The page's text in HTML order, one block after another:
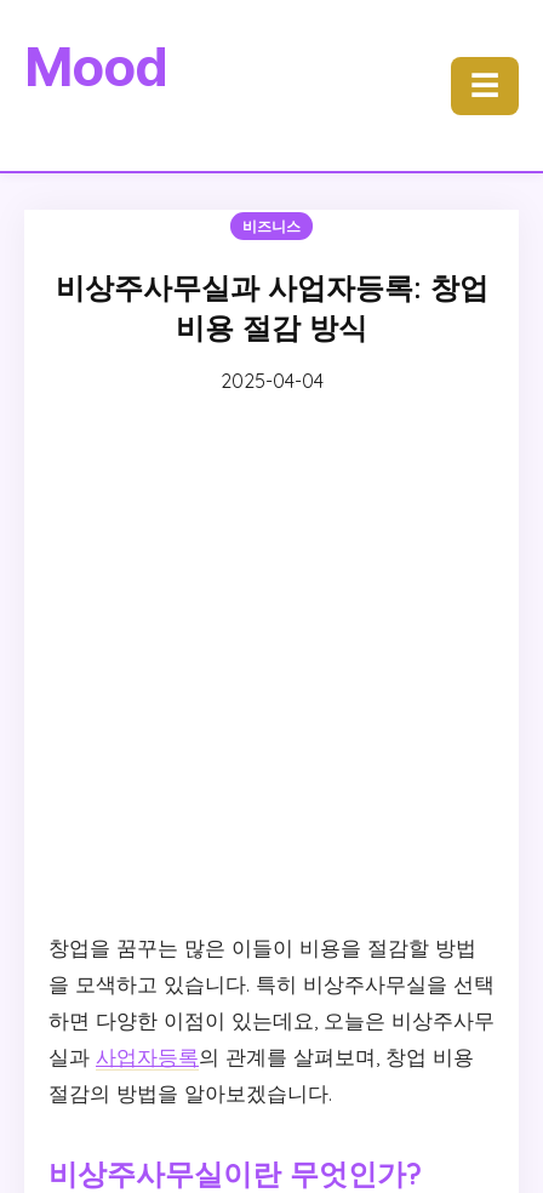
Mood ☰
비즈니스
비상주사무실과 사업자등록: 창업
비용 절감 방식
2025-04-04
창업을 꿈꾸는 많은 이들이 비용을 절감할 방법
을 모색하고 있습니다. 특히 비상주사무실을 선택
하면 다양한 이점이 있는데요, 오늘은 비상주사무
실과 사업자등록의 관계를 살펴보며, 창업 비용
절감의 방법을 알아보겠습니다.
비상주사무실이란 무엇인가?